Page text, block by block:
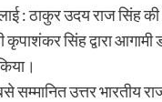
: ठाकुर उदय राज सिंह
सिंह द्वारा
सम्मानित उत्तर भारतीय